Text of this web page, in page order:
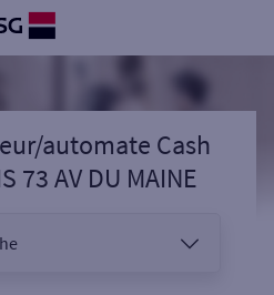
automate Cash
73 AV DU MAINE